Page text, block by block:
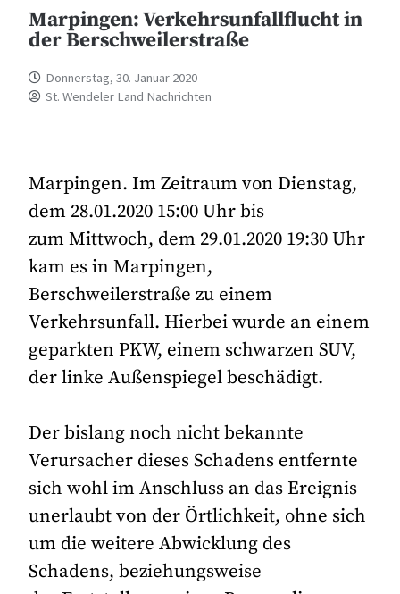
Marpingen: Verkehrsunfallflucht in
der Berschweilerstraße
Donnerstag, 30. Januar 2020
St. Wendeler Land Nachrichten
Marpingen. Im Zeitraum von Dienstag,
dem 28.01.2020 15:00 Uhr bis
zum Mittwoch, dem 29.01.2020 19:30 Uhr
kam es in Marpingen,
Berschweilerstraße zu einem
Verkehrsunfall. Hierbei wurde an einem
geparkten PKW, einem schwarzen SUV,
der linke Außenspiegel beschädigt.
Der bislang noch nicht bekannte
Verursacher dieses Schadens entfernte
sich wohl im Anschluss an das Ereignis
unerlaubt von der Örtlichkeit, ohne sich
um die weitere Abwicklung des
Schadens, beziehungsweise